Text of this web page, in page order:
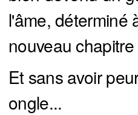
l'âme, déterminé
nouveau
Et sans avoir
ongle...